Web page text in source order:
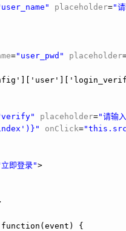
placeholder="
="user_pwd" placeholder
placeholder="请输
onClick=
即登录">
{